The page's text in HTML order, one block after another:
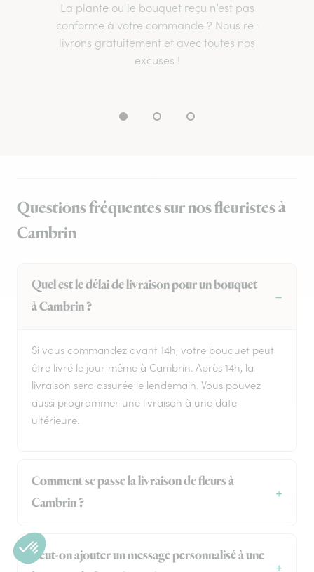
La plante ou le bouquet reçu n’est pas
conforme à votre commande ? Nous re-
livrons gratuitement et avec toutes nos
excuses !
Questions fréquentes sur nos fleuristes à
Cambrin
Quel est le délai de livraison pour un bouquet
à Cambrin ?
Si vous commandez avant 14h, votre bouquet peut
être livré le jour même à Cambrin. Après 14h, la
livraison sera assurée le lendemain. Vous pouvez
aussi programmer une livraison à une date
ultérieure.
Comment se passe la livraison de fleurs à
Cambrin ?
Peut-on ajouter un message personnalisé à une